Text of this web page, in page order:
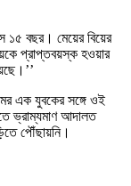
১৫ বছর। মেয়ের বিয়ের
প্রাপ্তবয়স্ক হওয়ার
এক যুবকের সঙ্গে ওই
ভ্রাম্যমাণ আদালত
পৌঁছায়নি।